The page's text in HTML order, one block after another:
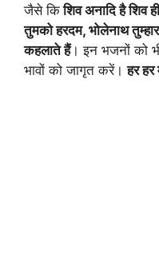
जैसे किशिव अनादि है शिव
तुमको हरदम, भोलेनाथ
कहलाते हैं। इन भजनों को
भावों को जागृत करें।हर हर